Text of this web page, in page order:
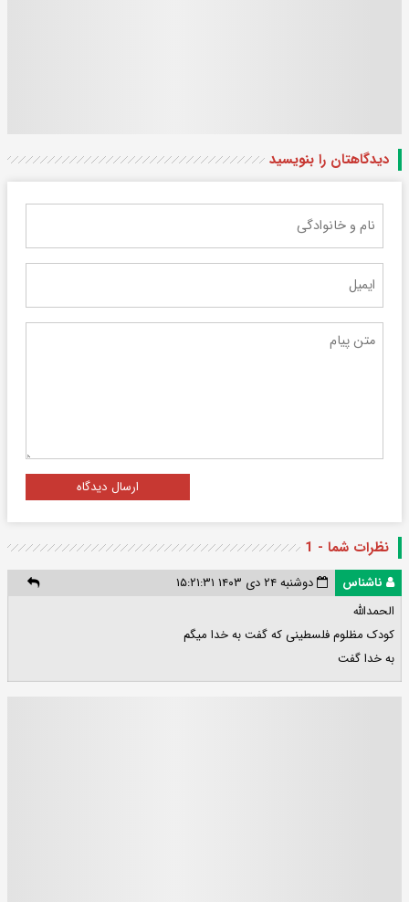
دیدگاهتان را بنویسید
ارسال دیدگاه
نظرات شما - 1
ناشناس
دوشنبه ۲۴ دی ۱۴۰۳ ۱۵:۲۱:۳۱
الحمدالله
کودک مظلوم فلسطینی که گفت به خدا میگم
به خدا گفت